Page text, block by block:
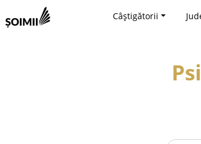
Câștigătorii